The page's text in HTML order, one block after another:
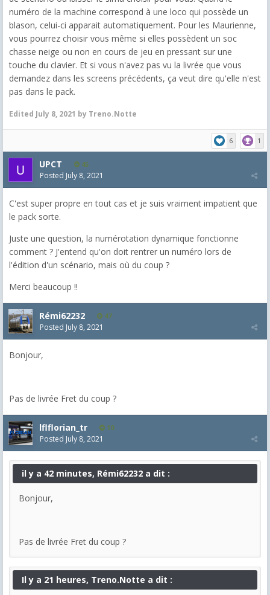
numéro de la machine correspond à une loco qui possède un
blason, celui-ci apparait automatiquement. Pour les Maurienne,
vous pourrez choisir vous même si elles possèdent un soc
chasse neige ou non en cours de jeu en pressant sur une
touche du clavier. Et si vous n'avez pas vu la livrée que vous
demandez dans les screens précédents, ça veut dire qu'elle n'est
pas dans le pack.
Edited July 8, 2021 by Treno.Notte
6 1
UPCT 45
Posted July 8, 2021
C'est super propre en tout cas et je suis vraiment impatient que
le pack sorte.
Juste une question, la numérotation dynamique fonctionne
comment ? J'entend qu'on doit rentrer un numéro lors de
l'édition d'un scénario, mais où du coup ?
Merci beaucoup !!
Rémi62232 47
Posted July 8, 2021
Bonjour,
Pas de livrée Fret du coup ?
lflflorian_tr 10
Posted July 8, 2021
il y a 42 minutes, Rémi62232 a dit :
Bonjour,
Pas de livrée Fret du coup ?
Il y a 21 heures, Treno.Notte a dit :